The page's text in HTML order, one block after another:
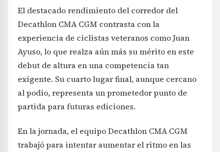
El destacado rendimiento del corredor del
Decathlon CMA CGM contrasta con la
experiencia de ciclistas veteranos como Juan
Ayuso, lo que realza aún más su mérito en este
debut de altura en una competencia tan
exigente. Su cuarto lugar final, aunque cercano
al podio, representa un prometedor punto de
partida para futuras ediciones.
En la jornada, el equipo Decathlon CMA CGM
trabajó para intentar aumentar el ritmo en las